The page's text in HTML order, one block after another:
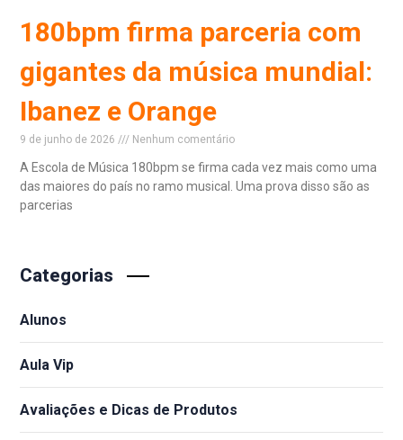
180bpm firma parceria com
gigantes da música mundial:
Ibanez e Orange
9 de junho de 2026 Nenhum comentário
A Escola de Música 180bpm se firma cada vez mais como uma
das maiores do país no ramo musical. Uma prova disso são as
parcerias
Categorias
Alunos
Aula Vip
Avaliações e Dicas de Produtos